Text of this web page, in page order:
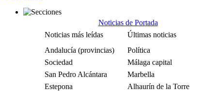
Noticias de Portada
Noticias más leídas
Últimas noticias
Andalucía (provincias)
Política
Sociedad
Málaga capital
San Pedro Alcántara
Marbella
Estepona
Alhaurín de la Torre